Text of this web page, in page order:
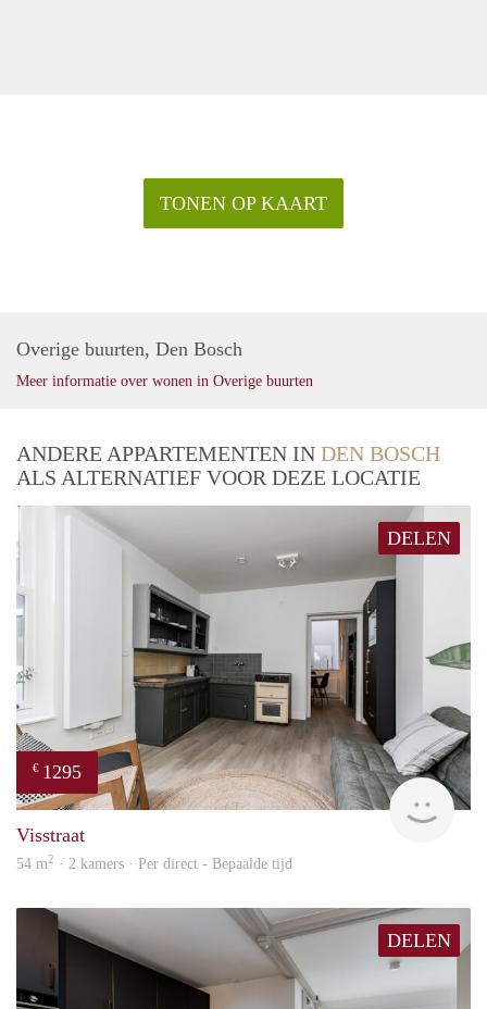
TONEN OP KAART
Overige buurten, Den Bosch
Meer informatie over wonen in Overige buurten
ANDERE APPARTEMENTEN IN DEN BOSCH
ALS ALTERNATIEF VOOR DEZE LOCATIE
DELEN
€ 1295
Next
Visstraat
54 m2 · 2 kamers · Per direct - Bepaalde tijd
DELEN